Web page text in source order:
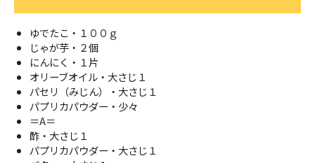
ゆでたこ・１００ｇ
じゃが芋・２個
にんにく・１片
オリーブオイル・大さじ１
パセリ（みじん）・大さじ１
パプリカパウダー・少々
＝A＝
酢・大さじ１
パプリカパウダー・大さじ１